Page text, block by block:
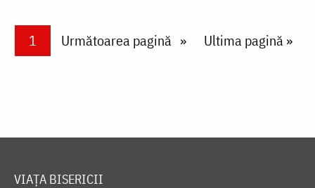
PaginareCurrent page
1 Next page
Următoarea pagină Last page
Ultima pagină »
VIAȚA BISERICII